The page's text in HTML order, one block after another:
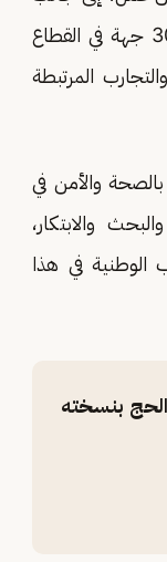
فعالية TEDx، وهاكاثون مصاحب شارك فيه نحو 90 فريقًا، ومعرض تشارك فيه أكثر من 30 جهة في القطاع
المرتبطة
والأمن في
والابتكار،
الوطنية في هذا
بنسخته